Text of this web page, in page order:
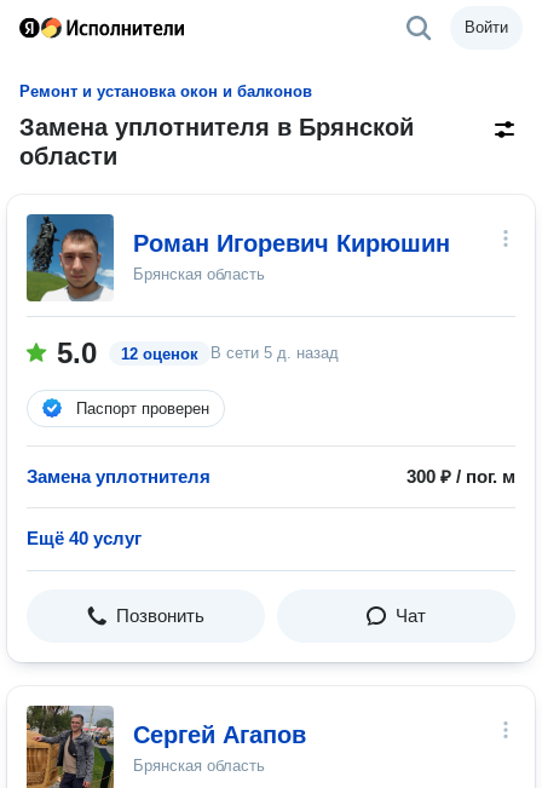
Войти
Ремонт и установка окон и балконов
Замена уплотнителя в Брянской
области
Роман Игоревич Кирюшин
Брянская область
5.0 12 оценок В сети 5 д. назад
Паспорт проверен
Замена уплотнителя 300 ₽ / пог. м
Ещё 40 услуг
Позвонить Чат
Сергей Агапов
Брянская область